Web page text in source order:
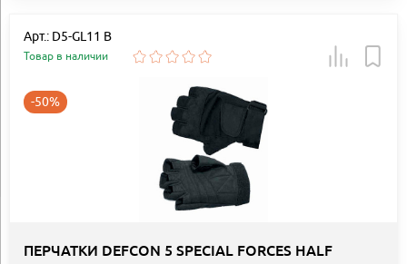
Арт.: D5-GL11 B
Товар в наличии
-50%
ПЕРЧАТКИ DEFCON 5 SPECIAL FORCES HALF